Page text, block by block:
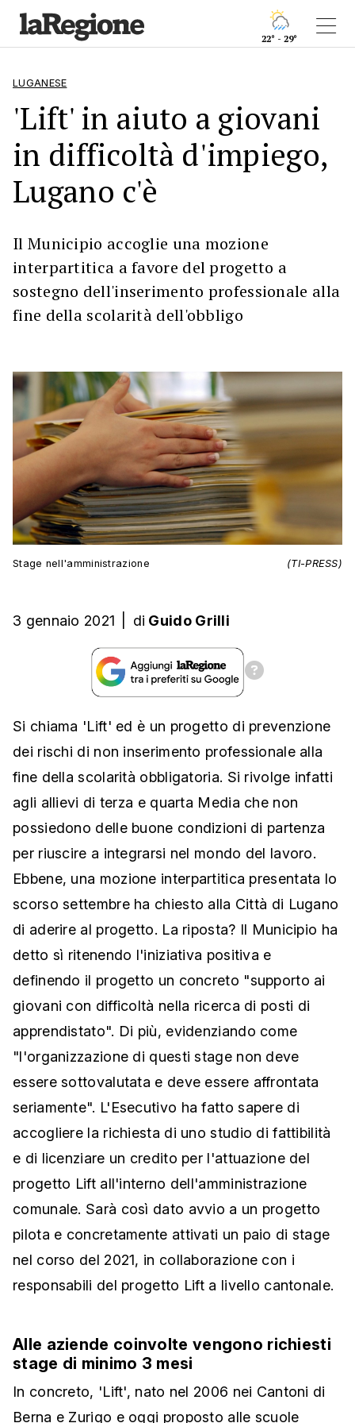
22° - 29°
LUGANESE
'Lift' in aiuto a giovani
in difficoltà d'impiego,
Lugano c'è
Il Municipio accoglie una mozione
interpartitica a favore del progetto a
sostegno dell'inserimento professionale alla
fine della scolarità dell'obbligo
Stage nell'amministrazione (TI-PRESS)
3 gennaio 2021 di Guido Grilli
Si chiama 'Lift' ed è un progetto di prevenzione
dei rischi di non inserimento professionale alla
fine della scolarità obbligatoria. Si rivolge infatti
agli allievi di terza e quarta Media che non
possiedono delle buone condizioni di partenza
per riuscire a integrarsi nel mondo del lavoro.
Ebbene, una mozione interpartitica presentata lo
scorso settembre ha chiesto alla Città di Lugano
di aderire al progetto. La riposta? Il Municipio ha
detto sì ritenendo l'iniziativa positiva e
definendo il progetto un concreto "supporto ai
giovani con difficoltà nella ricerca di posti di
apprendistato". Di più, evidenziando come
"l'organizzazione di questi stage non deve
essere sottovalutata e deve essere affrontata
seriamente". L'Esecutivo ha fatto sapere di
accogliere la richiesta di uno studio di fattibilità
e di licenziare un credito per l'attuazione del
progetto Lift all'interno dell'amministrazione
comunale. Sarà così dato avvio a un progetto
pilota e concretamente attivati un paio di stage
nel corso del 2021, in collaborazione con i
responsabili del progetto Lift a livello cantonale.
Alle aziende coinvolte vengono richiesti
stage di minimo 3 mesi
In concreto, 'Lift', nato nel 2006 nei Cantoni di
Berna e Zurigo e oggi proposto alle scuole